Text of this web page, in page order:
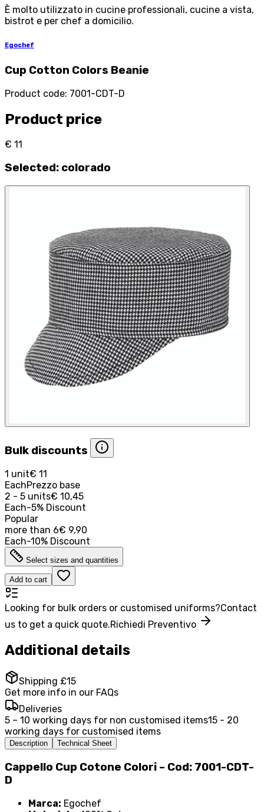
È molto utilizzato in cucine professionali, cucine a vista,
bistrot e per chef a domicilio.
Egochef
Cup Cotton Colors Beanie
Product code: 7001-CDT-D
Product price
€ 11
Selected: colorado
Bulk discounts
1 unit€ 11
EachPrezzo base
2 - 5 units€ 10,45
Each-5% Discount
Popular
more than 6€ 9,90
Each-10% Discount
Select sizes and quantities
Add to cart
Looking for bulk orders or customised uniforms?Contact
us to get a quick quote.Richiedi Preventivo
Additional details
Shipping £15
Get more info in our FAQs
Deliveries
5 – 10 working days for non customised items15 - 20
working days for customised items
Description Technical Sheet
Cappello Cup Cotone Colori – Cod: 7001-CDT-
D
Marca: Egochef